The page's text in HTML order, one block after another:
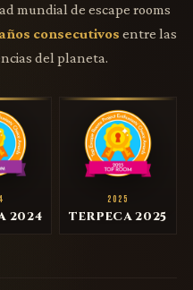
mundial de escape rooms
consecutivos entre las
del planeta.
2024
2025
TERPECA 2025